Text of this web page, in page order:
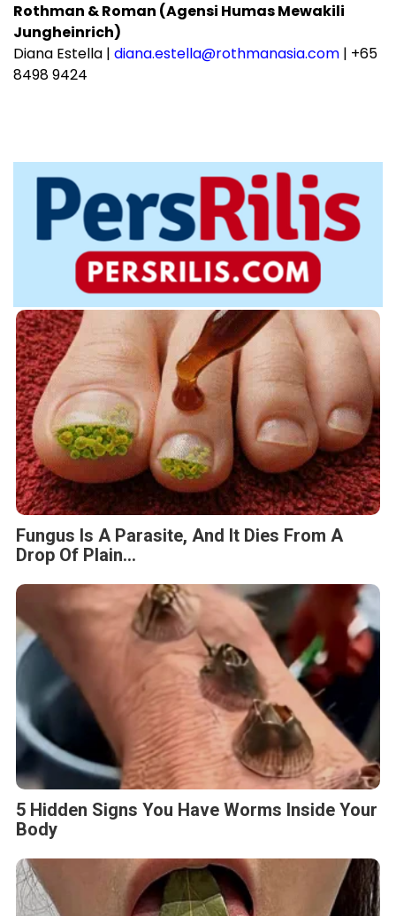
Rothman & Roman (Agensi Humas Mewakili
Jungheinrich)
Diana Estella | diana.estella@rothmanasia.com | +65
8498 9424
Fungus Is A Parasite, And It Dies From A
Drop Of Plain...
5 Hidden Signs You Have Worms Inside Your
Body